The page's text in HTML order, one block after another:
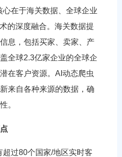
在于海关数据、全球企业
的深度融合。海关数据提
息，包括买家、卖家、产
全球2.3亿家企业的全球企
在客户资源。AI动态爬虫
来自各种来源的数据，确
。
过80个国家/地区实时客